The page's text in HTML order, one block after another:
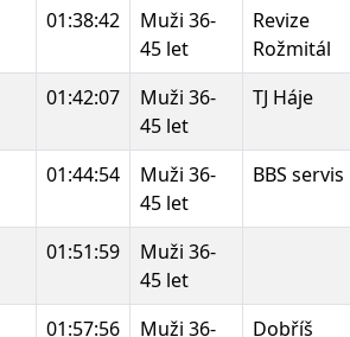
01:38:42
Muži 36-
45 let
Revize
Rožmitál
01:42:07
Muži 36-
45 let
TJ Háje
01:44:54
Muži 36-
45 let
BBS servis
01:51:59
Muži 36-
45 let
01:57:56
Muži 36-
Dobříš